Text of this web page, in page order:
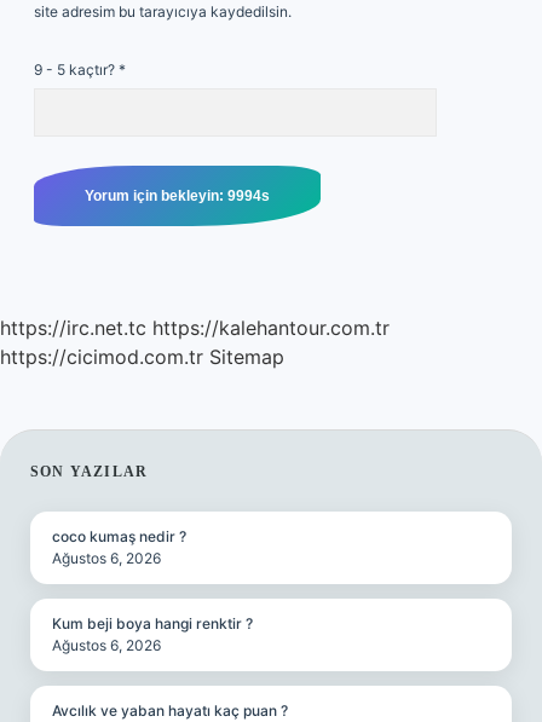
site adresim bu tarayıcıya kaydedilsin.
9 - 5 kaçtır? *
https://irc.net.tc https://kalehantour.com.tr
https://cicimod.com.tr Sitemap
SIDEBAR
SON YAZILAR
coco kumaş nedir ?
Ağustos 6, 2026
Kum beji boya hangi renktir ?
Ağustos 6, 2026
Avcılık ve yaban hayatı kaç puan ?